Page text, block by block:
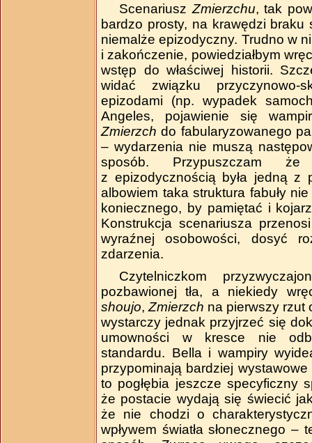
Scenariusz Zmierzchu, tak
bardzo prosty, na krawędzi braku
niemalże epizodyczny. Trudno w
i zakończenie, powiedziałbym
wstęp do właściwej historii.
widać związku
epizodami (np. wypadek
Angeles, pojawienie się
Zmierzch do fabularyzowanego
– wydarzenia nie muszą
sposób. Przypuszczam
z epizodycznością była jedną z
albowiem taka struktura fabuły
koniecznego, by pamiętać i
Konstrukcja scenariusza
wyraźnej osobowości, dosyć
zdarzenia.
Czytelniczkom
pozbawionej tła, a niekiedy
shoujo, Zmierzch na pierwszy rzut
wystarczy jednak przyjrzeć się
umowności w kresce nie
standardu. Bella i wampiry
przypominają bardziej
to pogłębia jeszcze specyficzny
że postacie wydają się świecić
że nie chodzi o
wpływem światła słonecznego